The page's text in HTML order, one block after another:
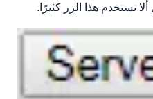
تستخدم هذا الزر كثيرًا.